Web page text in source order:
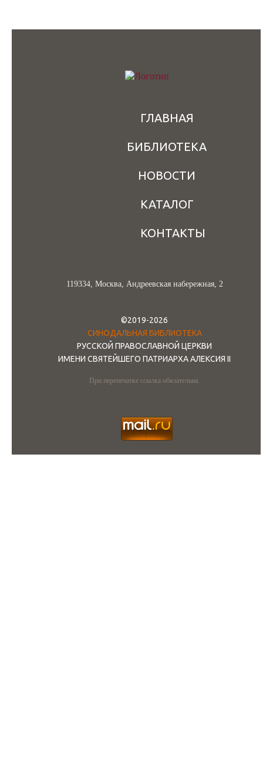
ГЛАВНАЯ
БИБЛИОТЕКА
НОВОСТИ
КАТАЛОГ
КОНТАКТЫ
119334, Москва, Андреевская набережная, 2
©2019-2026
СИНОДАЛЬНАЯ БИБЛИОТЕКА
РУССКОЙ ПРАВОСЛАВНОЙ ЦЕРКВИ
ИМЕНИ СВЯТЕЙШЕГО ПАТРИАРХА АЛЕКСИЯ II
При перепечатке ссылка обязательна.